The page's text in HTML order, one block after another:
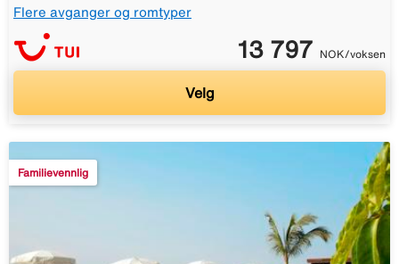
Flere avganger og romtyper
13 797 NOK/voksen
Velg
Familievennlig